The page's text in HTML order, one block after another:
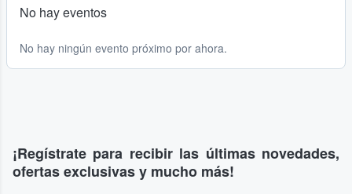
No hay eventos
No hay ningún evento próximo por ahora.
¡Regístrate para recibir las últimas novedades,
ofertas exclusivas y mucho más!